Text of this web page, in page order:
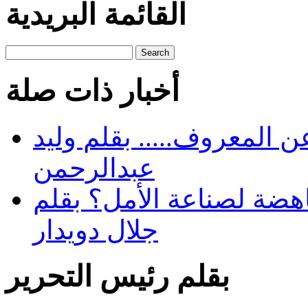
القائمة البريدية
Search
أخبار ذات صلة
عن المعروف..... بقلم وليد
عبدالرحمن
لصناعة الأمل؟ بقلم
جلال دويدار
بقلم رئيس التحرير